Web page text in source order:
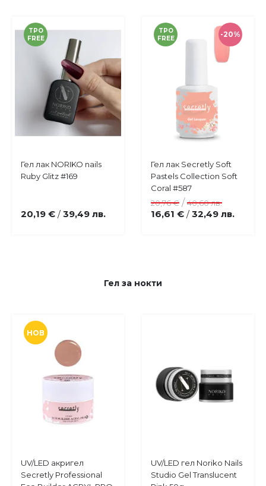
TPO
FREE
Купи
Гел лак NORIKO nails
Ruby Glitz #169
20,19 € / 39,49 лв.
-20%
TPO
FREE
Добави
в
Купи
Гел лак Secretly Soft
Pastels Collection Soft
Coral #587
16,61 € / 32,49 лв.
20,76 € / 40,60 лв.
Гел за нокти
НОВ
Добави
в
Купи
UV/LED акригел
Secretly Professional
Добави
в
Купи
UV/LED гел Noriko Nails
Studio Gel Translucent